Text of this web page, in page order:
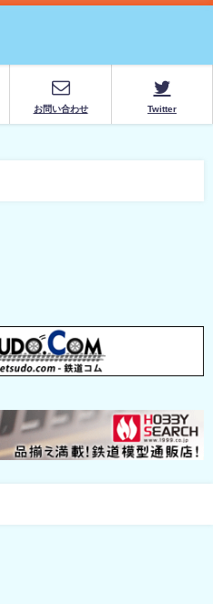
お問い合わせ Twitter